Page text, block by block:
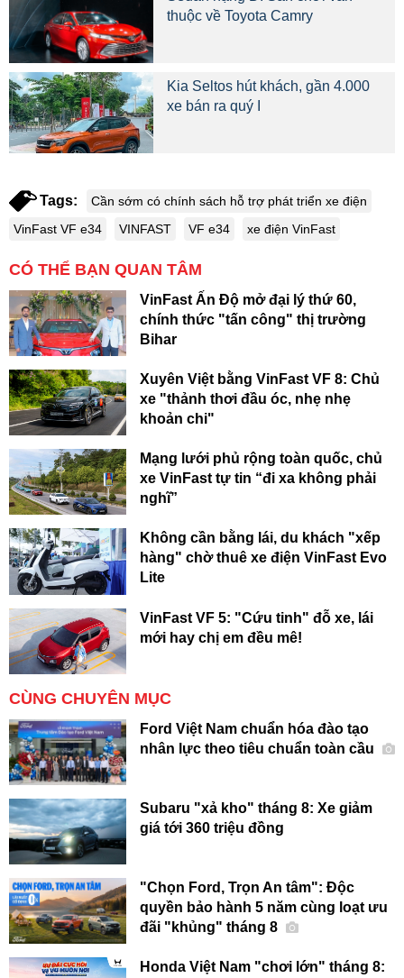
thuộc về Toyota Camry
Kia Seltos hút khách, gần 4.000
xe bán ra quý I
Tags:
Cần sớm có chính sách hỗ trợ phát triển xe điện
VinFast VF e34
VINFAST VF e34 xe điện VinFast
CÓ THỂ BẠN QUAN TÂM
VinFast Ấn Độ mở đại lý thứ 60,
chính thức "tấn công" thị trường
Bihar
Xuyên Việt bằng VinFast VF 8: Chủ
xe "thảnh thơi đầu óc, nhẹ nhẹ
khoản chi"
Mạng lưới phủ rộng toàn quốc, chủ
xe VinFast tự tin “đi xa không phải
nghĩ”
Không cần bằng lái, du khách "xếp
hàng" chờ thuê xe điện VinFast Evo
Lite
VinFast VF 5: "Cứu tinh" đỗ xe, lái
mới hay chị em đều mê!
CÙNG CHUYÊN MỤC
Ford Việt Nam chuẩn hóa đào tạo
nhân lực theo tiêu chuẩn toàn cầu
Subaru "xả kho" tháng 8: Xe giảm
giá tới 360 triệu đồng
"Chọn Ford, Trọn An tâm": Độc
quyền bảo hành 5 năm cùng loạt ưu
đãi "khủng" tháng 8
Honda Việt Nam "chơi lớn" tháng 8: